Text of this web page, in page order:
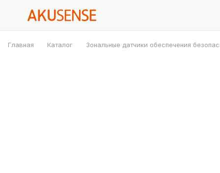
Главная Каталог Зональные датчики обеспечения